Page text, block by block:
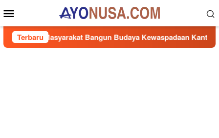
ke
kontenMobile
TerbaruBangun Budaya Kewaspadaan Kantibmas di